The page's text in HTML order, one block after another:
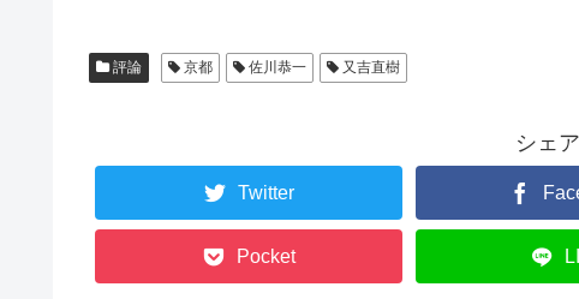
評論 京都 佐川恭一 又吉直樹
シェ
Twitter
Pocket